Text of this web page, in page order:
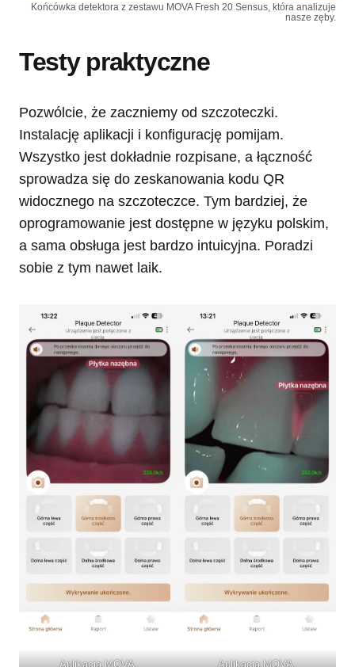
Końcówka detektora z zestawu MOVA Fresh 20 Sensus, która analizuje
nasze zęby.
Testy praktyczne
Pozwólcie, że zaczniemy od szczoteczki.
Instalację aplikacji i konfigurację pomijam.
Wszystko jest dokładnie rozpisane, a łączność
sprowadza się do zeskanowania kodu QR
widocznego na szczoteczce. Tym bardziej, że
oprogramowanie jest dostępne w języku polskim,
a sama obsługa jest bardzo intuicyjna. Poradzi
sobie z tym nawet laik.
Aplikacja MOVA. Aplikacja MOVA.